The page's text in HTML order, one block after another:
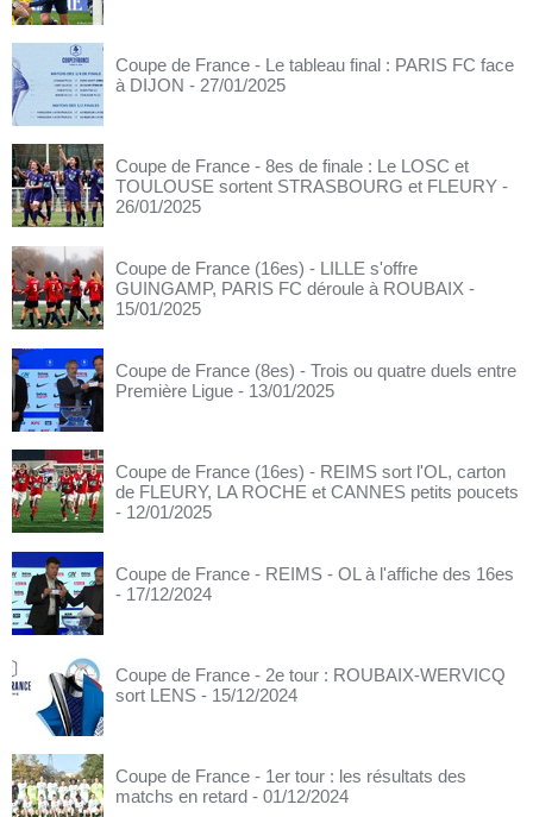
Coupe de France - Le tableau final : PARIS FC face
à DIJON - 27/01/2025
Coupe de France - 8es de finale : Le LOSC et
TOULOUSE sortent STRASBOURG et FLEURY -
26/01/2025
Coupe de France (16es) - LILLE s'offre
GUINGAMP, PARIS FC déroule à ROUBAIX -
15/01/2025
Coupe de France (8es) - Trois ou quatre duels entre
Première Ligue - 13/01/2025
Coupe de France (16es) - REIMS sort l'OL, carton
de FLEURY, LA ROCHE et CANNES petits poucets
- 12/01/2025
Coupe de France - REIMS - OL à l'affiche des 16es
- 17/12/2024
Coupe de France - 2e tour : ROUBAIX-WERVICQ
sort LENS - 15/12/2024
Coupe de France - 1er tour : les résultats des
matchs en retard - 01/12/2024